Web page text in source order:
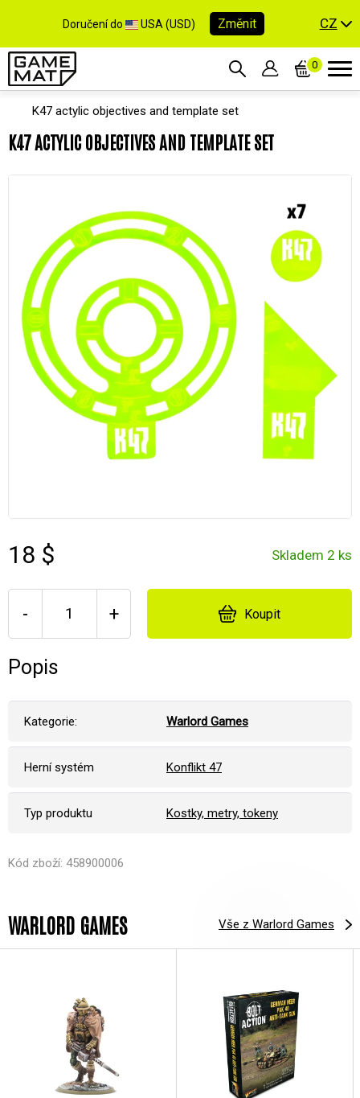
Doručení do USA (USD) Změnit CZ
0
K47 actylic objectives and template set
K47 ACTYLIC OBJECTIVES AND TEMPLATE SET
18 $ Skladem 2 ks
- + Koupit
Popis
Kategorie: Warlord Games
Herní systém Konflikt 47
Typ produktu Kostky, metry, tokeny
Kód zboží: 458900006
WARLORD GAMES Vše z Warlord Games